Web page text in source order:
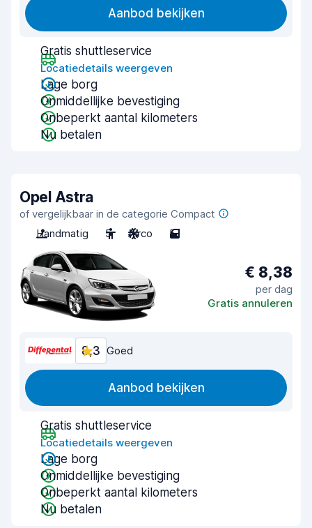
Aanbod bekijken
Gratis shuttleservice
Locatiedetails weergeven
Lage borg
Onmiddellijke bevestiging
Onbeperkt aantal kilometers
Nu betalen
Opel Astra
of vergelijkbaar in de categorie Compact
Handmatig
5 Airco 5
€ 8,38
per dag
Gratis annuleren
8,3 Goed
Aanbod bekijken
Gratis shuttleservice
Locatiedetails weergeven
Lage borg
Onmiddellijke bevestiging
Onbeperkt aantal kilometers
Nu betalen